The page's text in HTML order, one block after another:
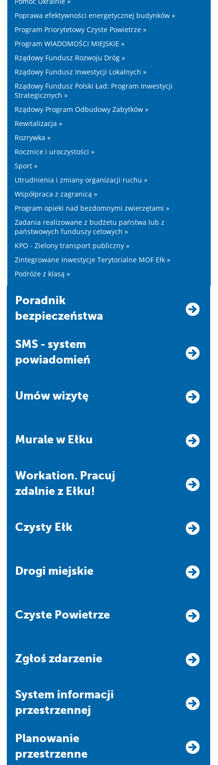
Poprawa efektywności energetycznej budynków »
Program Priorytetowy Czyste Powietrze »
Program WIADOMOŚCI MIEJSKIE »
Rządowy Fundusz Rozwoju Dróg »
Rządowy Fundusz Inwestycji Lokalnych »
Rządowy Fundusz Polski Ład: Program Inwestycji
Strategicznych »
Rządowy Program Odbudowy Zabytków »
Rewitalizacja »
Rozrywka »
Rocznice i uroczystości »
Sport »
Utrudnienia i zmiany organizacji ruchu »
Współpraca z zagranicą »
Program opieki nad bezdomnymi zwierzętami »
Zadania realizowane z budżetu państwa lub z
państwowych funduszy celowych »
KPO - Zielony transport publiczny »
Zintegrowane Inwestycje Terytorialne MOF Ełk »
Podróże z klasą »
Poradnik
bezpieczeństwa
SMS - system
powiadomień
Umów wizytę
Murale w Ełku
Workation. Pracuj
zdalnie z Ełku!
Czysty Ełk
Drogi miejskie
Czyste Powietrze
Zgłoś zdarzenie
system informacji
przestrzennej
Planowanie
przestrzenne